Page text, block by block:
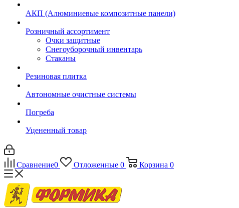
АКП (Алюминиевые композитные панели)
Розничный ассортимент
Очки защитные
Снегоуборочный инвентарь
Стаканы
Резиновая плитка
Автономные очистные системы
Погреба
Уцененный товар
Сравнение0 Отложенные 0 Корзина 0